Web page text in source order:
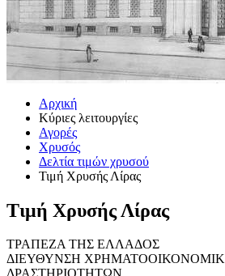
Αρχική
Κύριες λειτουργίες
Αγορές
Χρυσός
Δελτία τιμών χρυσού
Τιμή Χρυσής Λίρας
Τιμή Χρυσής Λίρας
ΤΡΑΠΕΖΑ ΤΗΣ ΕΛΛΑΔΟΣ
ΔΙΕΥΘΥΝΣΗ